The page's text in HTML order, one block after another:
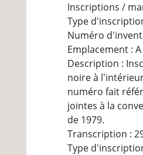
Inscriptions /
Type
Numéro
Emplacement :
Description :
noire à
numéro fait
jointes à la
de 1979.
Transcription :
Type